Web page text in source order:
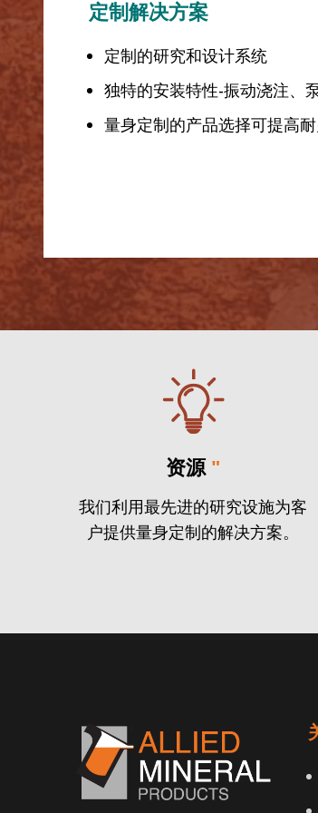
定制解决方案
定制的研究和设计系统
独特的安装特性-振动浇注、
量身定制的产品选择可提高
资源 "
我们利用最先进的研究设施为客
户提供量身定制的解决方案。